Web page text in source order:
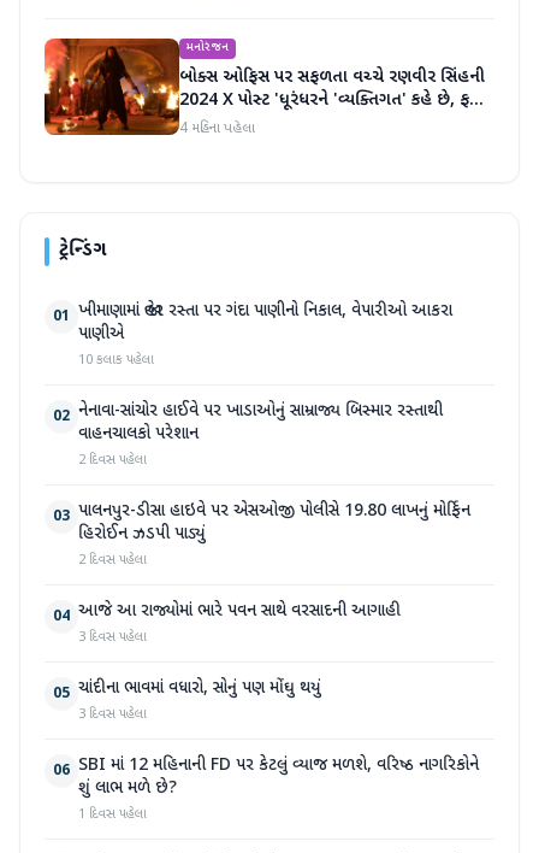
મનોરંજન
બોક્સ ઓફિસ પર સફળતા વચ્ચે રણવીર સિંહની
2024 X પોસ્ટ 'ધૂરંધરને 'વ્યક્તિગત' કહે છે, ફરી
એકવાર ચર્ચામાં
4 મહિના પહેલા
ટ્રેન્ડિંગ
01 ખીમાણામાં જાહેર રસ્તા પર ગંદા પાણીનો નિકાલ, વેપારીઓ આકરા
પાણીએ
10 કલાક પહેલા
02 નેનાવા-સાંચોર હાઈવે પર ખાડાઓનું સામ્રાજ્ય બિસ્માર રસ્તાથી
વાહનચાલકો પરેશાન
2 દિવસ પહેલા
03 પાલનપુર-ડીસા હાઇવે પર એસઓજી પોલીસે 19.80 લાખનું મોર્ફિન
હિરોઈન ઝડપી પાડ્યું
2 દિવસ પહેલા
04 આજે આ રાજ્યોમાં ભારે પવન સાથે વરસાદની આગાહી
3 દિવસ પહેલા
05 ચાંદીના ભાવમાં વધારો, સોનું પણ મોંઘુ થયું
3 દિવસ પહેલા
06 SBI માં 12 મહિનાની FD પર કેટલું વ્યાજ મળશે, વરિષ્ઠ નાગરિકોને
શું લાભ મળે છે?
1 દિવસ પહેલા